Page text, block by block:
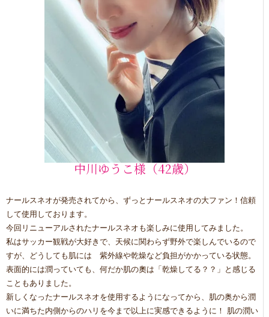
中川ゆうこ様（42歳）
ナールスネオが発売されてから、ずっとナールスネオの大ファン！信頼
して使用しております。
今回リニューアルされたナールスネオも楽しみに使用してみました。
私はサッカー観戦が大好きで、天候に関わらず野外で楽しんでいるので
すが、どうしても肌には 紫外線や乾燥など負担がかかっている状態。
表面的には潤っていても、何だか肌の奧は「乾燥してる？？」と感じる
こともありました。
新しくなったナールスネオを使用するようになってから、肌の奥から潤
いに満ちた内側からのハリを今まで以上に実感できるように！ 肌の潤い